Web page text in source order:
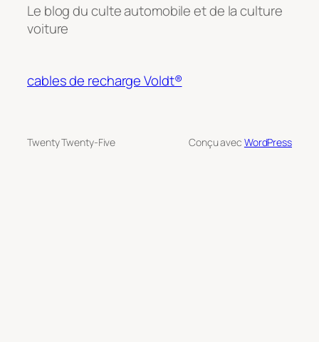
Le blog du culte automobile et de la culture
voiture
cables de recharge Voldt®
Twenty Twenty-Five Conçu avec WordPress